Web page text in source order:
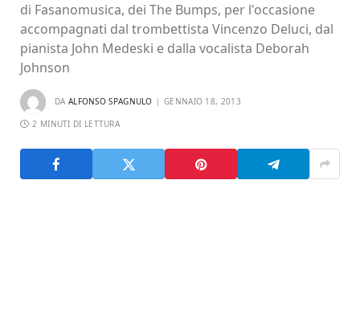
di Fasanomusica, dei The Bumps, per l'occasione
accompagnati dal trombettista Vincenzo Deluci, dal
pianista John Medeski e dalla vocalista Deborah
Johnson
DA ALFONSO SPAGNULO GENNAIO 18, 2013
2 MINUTI DI LETTURA